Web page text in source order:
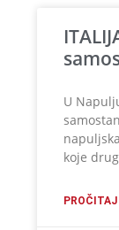
U
koje
PROČITAJ